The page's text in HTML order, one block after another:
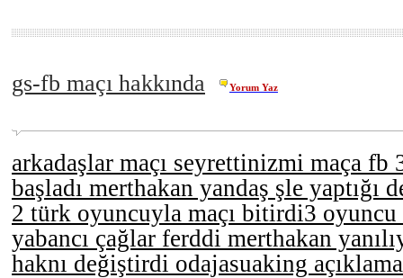
gs-fb maçı hakkında Yorum Yaz
arkadaşlar maçı seyrettinizmi maça
başladı merthakan yandaş şle
2 türk oyuncuyla maçı bitirdi3 oyuncu
yabancı çağlar ferddi merthakan
haknı değiştirdi odajasuaking açıklama